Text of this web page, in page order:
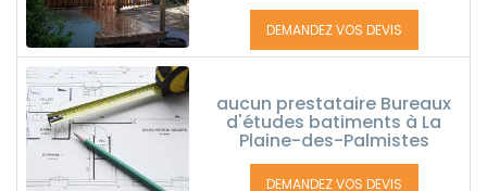
DEMANDEZ VOS DEVIS
aucun prestataire Bureaux
d'études batiments à La
Plaine-des-Palmistes
DEMANDEZ VOS DEVIS